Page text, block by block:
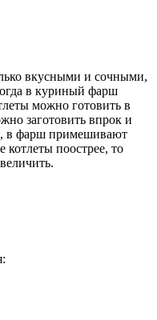
вкусными и сочными,
в куриный фарш
можно готовить в
заготовить впрок и
в фарш примешивают
котлеты поострее, то